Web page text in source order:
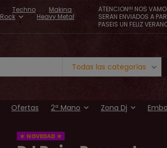
Techno
Makina
Rock
Heavy Metal
ATENCION!!! NOS
SERAN ENVIADOS A
PASEIS UN FELIZ
Todas las categorías
Ofertas 2ª Mano Zona Dj
NOVEDAD